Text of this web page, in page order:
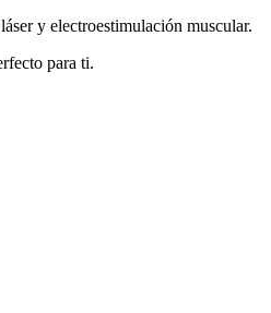
y electroestimulación muscular.
para ti.